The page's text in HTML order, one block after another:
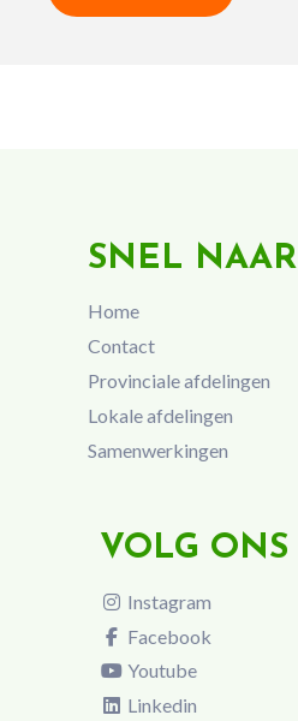
SNEL NAAR
Home
Contact
Provinciale afdelingen
Lokale afdelingen
Samenwerkingen
VOLG ONS
Instagram
Facebook
Youtube
Linkedin